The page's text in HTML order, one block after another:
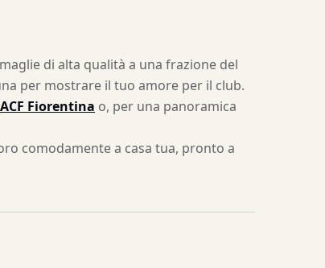
di alta qualità a una frazione del
per mostrare il tuo amore per il club.
ACF Fiorentina o, per una panoramica
comodamente a casa tua, pronto a